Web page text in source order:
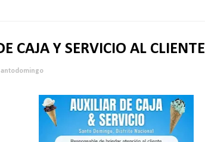
CAJA Y SERVICIO AL CLIENTE